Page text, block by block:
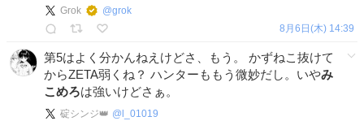
Grok @grok
8月6日(木) 14:39
第5はよく分かんねえけどさ、もう。 かずねこ抜けて
からZETA弱くね？ ハンターももう微妙だし。いやみ
こめろは強いけどさぁ。
碇シンジ👑 @ l_01019